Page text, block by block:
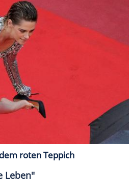
roten Teppich
Leben"